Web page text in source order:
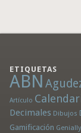
ETIQUETAS
ABN
Artículo
Decimales Dibujos
Gamificación Genially